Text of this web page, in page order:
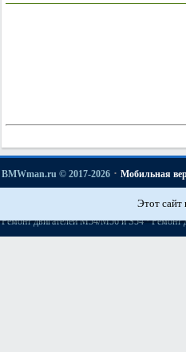
BMWman.ru © 2017-2026· Мобильная
Основы ремонта
Ремонт двигателей М54/М56 и S54·Ремонт
Этот сайт